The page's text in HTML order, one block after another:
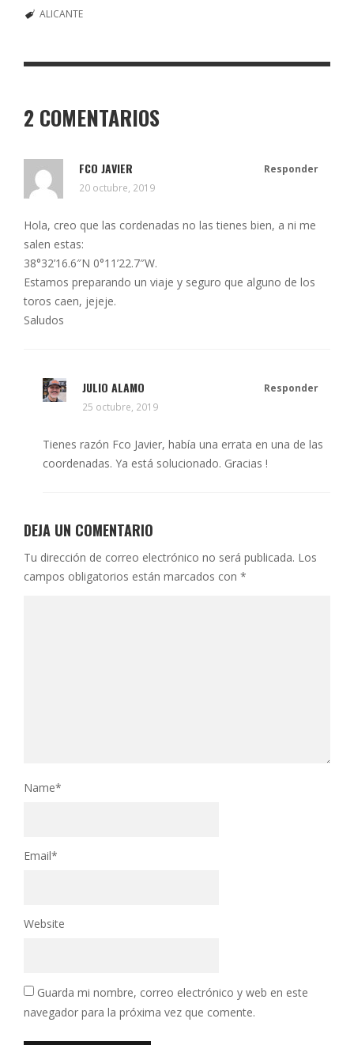
ALICANTE
2 COMENTARIOS
FCO JAVIER
20 octubre, 2019
Responder
Hola, creo que las cordenadas no las tienes bien, a ni me
salen estas:
38°32’16.6″N 0°11’22.7″W.
Estamos preparando un viaje y seguro que alguno de los
toros caen, jejeje.
Saludos
JULIO ALAMO
25 octubre, 2019
Responder
Tienes razón Fco Javier, había una errata en una de las
coordenadas. Ya está solucionado. Gracias !
DEJA UN COMENTARIO
Tu dirección de correo electrónico no será publicada. Los
campos obligatorios están marcados con *
Name*
Email*
Website
Guarda mi nombre, correo electrónico y web en este
navegador para la próxima vez que comente.